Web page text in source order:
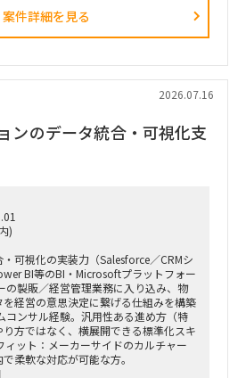
ョン・役割
型PMO）ではなく、ビジネスと
身の議論に入り込み、プロジェクトを実
略、KPI設計、新営業モデル設計など
る定期的なレポーティングおよび直接
打ち）への参画。
レ」「ダッシュボード」等の最先端ツ
れを現場の営業員にどう使わせるか
定着化支援。
を持つクライアント（証券会社側）の
組み、現場のリアルな知見を取り込み
を行います。
案件詳細を見る
2026.07.16
ンのデータ統合・可視化支
)
可視化の実装力（Salesforce／CRMシ
BI等のBI・Microsoftプラットフォー
の製販／経営管理業務に入り込み、物
経営の意思決定に繋げる仕組みを構築
コンサル経験。汎用性ある進め方（特
方ではなく、横展開できる標準化スキ
ィット：メーカーサイドのカルチャー
柔軟な対応が可能な方。